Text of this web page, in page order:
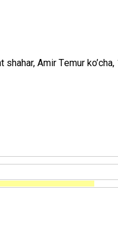
shаhаr, Аmir Tеmur ko’chа,